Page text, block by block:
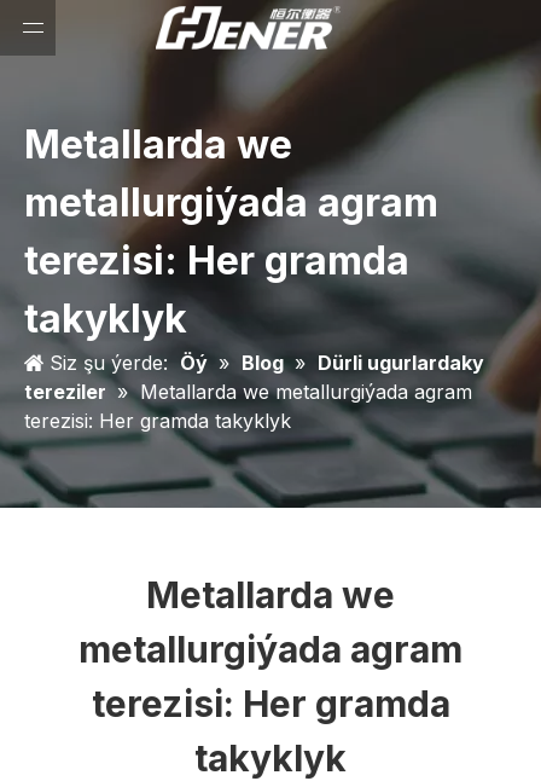
Metallarda we
metallurgiýada agram
terezisi: Her gramda
takyklyk
Siz şu ýerde: Öý » Blog » Dürli ugurlardaky
tereziler » Metallarda we metallurgiýada agram
terezisi: Her gramda takyklyk
Metallarda we
metallurgiýada agram
terezisi: Her gramda
takyklyk